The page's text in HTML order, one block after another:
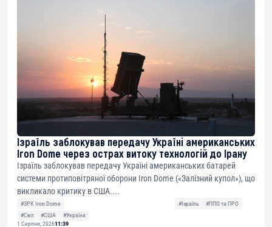
Ізраїль заблокував передачу Україні американських
Iron Dome через острах витоку технологій до Ірану
Ізраїль заблокував передачу Україні американських батарей
системи протиповітряної оборони Iron Dome («Залізний купол»), що
викликало критику в США....
#ЗРК Iron Dome #Ізраїль
#ППО та ПРО
#Світ
#США
#Україна
1 Серпня, 202611:39